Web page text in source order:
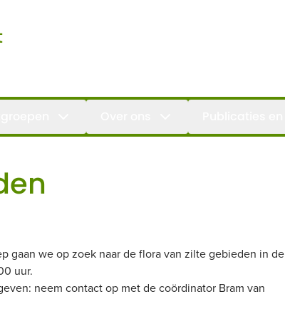
gaan we op zoek naar de flora van zilte gebieden in de
uur.
neem contact op met de coördinator Bram van